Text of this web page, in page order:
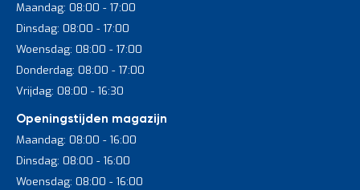
Maandag: 08:00 - 17:00
Dinsdag: 08:00 - 17:00
Woensdag: 08:00 - 17:00
Donderdag: 08:00 - 17:00
Vrijdag: 08:00 - 16:30
Openingstijden magazijn
Maandag: 08:00 - 16:00
Dinsdag: 08:00 - 16:00
Woensdag: 08:00 - 16:00